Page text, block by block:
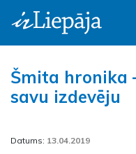
Šmita hronika
savu izdevēju
Datums: 13.04.2019